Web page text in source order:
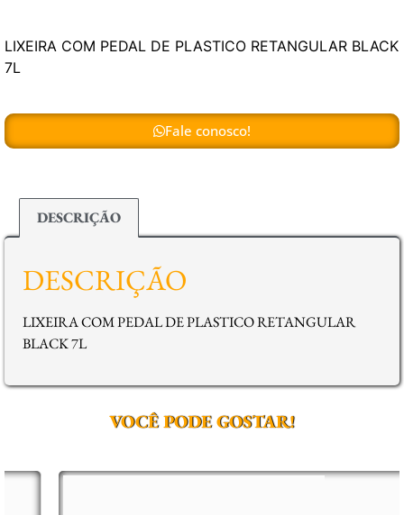
LIXEIRA COM PEDAL DE PLASTICO RETANGULAR BLACK
7L
Fale conosco!
DESCRIÇÃO
DESCRIÇÃO
LIXEIRA COM PEDAL DE PLASTICO RETANGULAR
BLACK 7L
VOCÊ PODE GOSTAR!